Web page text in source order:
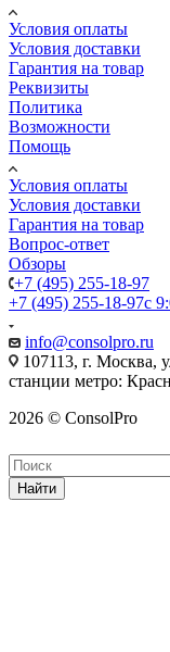
Условия оплаты
Условия доставки
Гарантия на товар
Реквизиты
Политика
Возможности
Помощь
Условия оплаты
Условия доставки
Гарантия на товар
Вопрос-ответ
Обзоры
+7 (495) 255-18-97
+7 (495) 255-18-97с
info@consolpro.ru
107113, г. Москва,
станции метро:
2026 © ConsolPro
Найти